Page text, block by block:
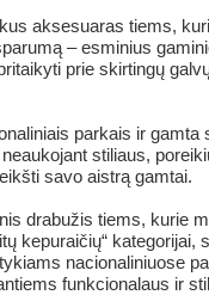
aksesuaras tiems,
– esminius
prie skirtingų
parkais ir gamta
stiliaus,
savo aistrą gamtai.
drabužis tiems, kurie
kepuraičių“ kategorijai,
nacionaliniuose
funkcionalaus ir